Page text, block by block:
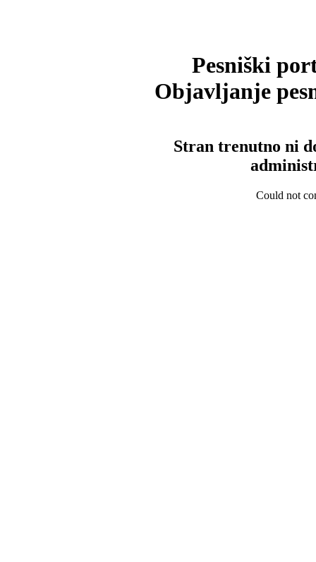
Pesniški
Objavljanje
Stran trenutno ni
Could not